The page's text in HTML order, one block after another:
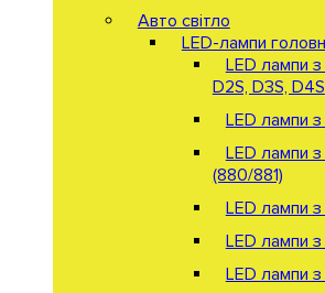
Авто світло
LED-лампи
LED лампи
D2S, D3S, D4S
LED лампи
LED лампи
(880/881)
LED лампи
LED лампи
LED лампи